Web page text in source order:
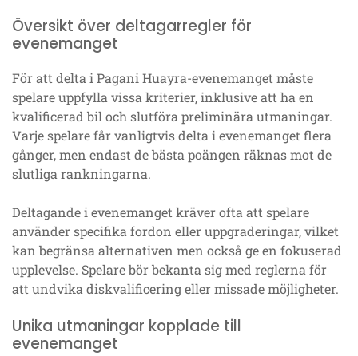
Översikt över deltagarregler för
evenemanget
För att delta i Pagani Huayra-evenemanget måste
spelare uppfylla vissa kriterier, inklusive att ha en
kvalificerad bil och slutföra preliminära utmaningar.
Varje spelare får vanligtvis delta i evenemanget flera
gånger, men endast de bästa poängen räknas mot de
slutliga rankningarna.
Deltagande i evenemanget kräver ofta att spelare
använder specifika fordon eller uppgraderingar, vilket
kan begränsa alternativen men också ge en fokuserad
upplevelse. Spelare bör bekanta sig med reglerna för
att undvika diskvalificering eller missade möjligheter.
Unika utmaningar kopplade till
evenemanget